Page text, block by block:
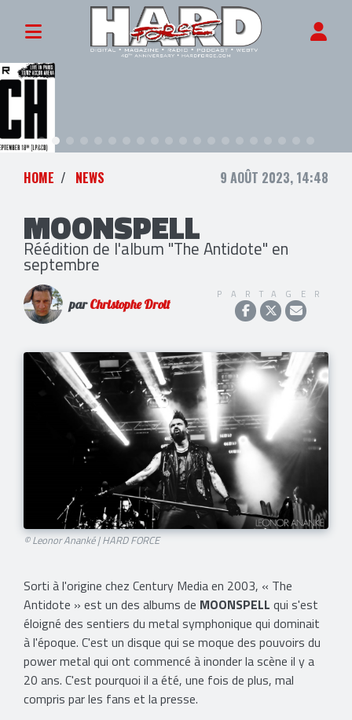
HOME NEWS 9 AOÛT 2023, 14:48
MOONSPELL
Réédition de l'album "The Antidote" en
septembre
parChristophe Droit
PARTAGER
© Leonor Ananké | HARD FORCE
Sorti à l'origine chez Century Media en 2003, « The
Antidote » est un des albums de MOONSPELL qui s'est
éloigné des sentiers du metal symphonique qui dominait
à l'époque. C'est un disque qui se moque des pouvoirs du
power metal qui ont commencé à inonder la scène il y a
20 ans. C'est pourquoi il a été, une fois de plus, mal
compris par les fans et la presse.